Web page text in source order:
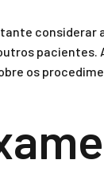
considerar
pacientes.
os